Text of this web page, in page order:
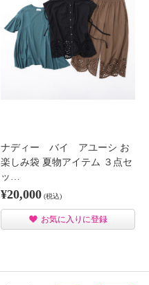
ナディー バイ アユーシ お
楽しみ袋 夏物アイテム ３点セ
ッ…
¥20,000 (税込)
お気に入りに登録